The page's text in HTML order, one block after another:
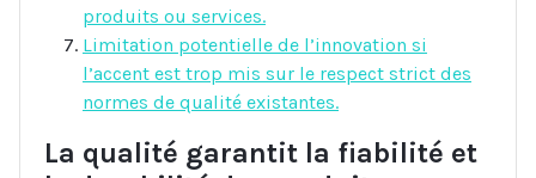
produits ou services.
Limitation potentielle de l’innovation si
l’accent est trop mis sur le respect strict des
normes de qualité existantes.
La qualité garantit la fiabilité et